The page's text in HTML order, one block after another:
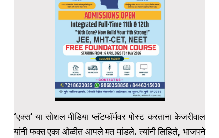
‘एक्स’ या सोशल मीडिया प्लॅटफॉर्मवर पोस्ट करताना केजरीवाल
यांनी फक्त एका ओळीत आपले मत मांडले. त्यांनी लिहिले, भाजपने